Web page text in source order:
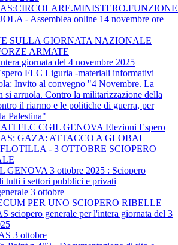
- Assemblea online 14 novembre ore
SULLA GIORNATA NAZIONALE
ARMATE
giornata del 4 novembre 2025
FLC Liguria -materiali informativi
Invito al convegno "4 Novembre. La
si arruola. Contro la militarizzazione della
il riarmo e le politiche di guerra, per
Palestina"
FLC CGIL GENOVA Elezioni Espero
GAZA: ATTACCO A GLOBAL
- 3 OTTOBRE SCIOPERO
GENOVA 3 ottobre 2025 : Sciopero
tutti i settori pubblici e privati
3 ottobre
PER UNO SCIOPERO RIBELLE
sciopero generale per l'intera giornata del 3
3 ottobre